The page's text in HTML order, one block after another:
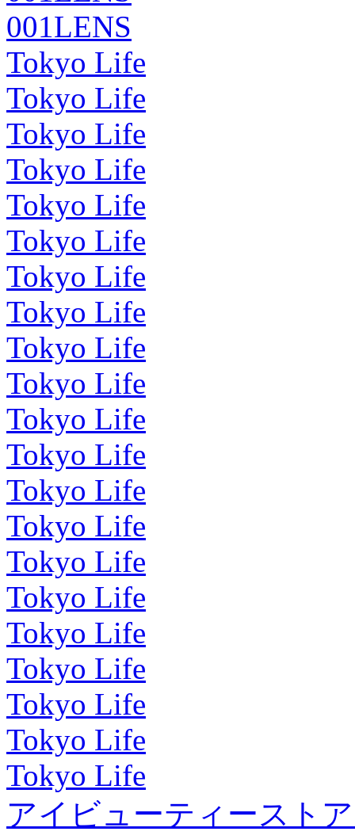
001LENS
Tokyo Life
Tokyo Life
Tokyo Life
Tokyo Life
Tokyo Life
Tokyo Life
Tokyo Life
Tokyo Life
Tokyo Life
Tokyo Life
Tokyo Life
Tokyo Life
Tokyo Life
Tokyo Life
Tokyo Life
Tokyo Life
Tokyo Life
Tokyo Life
Tokyo Life
Tokyo Life
Tokyo Life
アイビューティースト